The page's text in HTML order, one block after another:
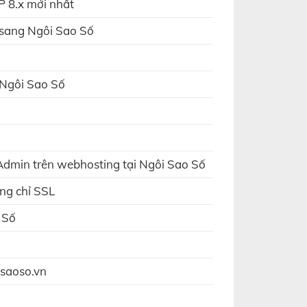
8.x mới nhất
Ngôi Sao Số
Sao Số
trên webhosting tại Ngôi Sao Số
chỉ SSL